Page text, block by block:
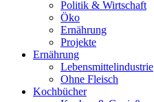
Politik & Wirtschaft
Öko
Ernährung
Projekte
Ernährung
Lebensmittelindustrie
Ohne Fleisch
Kochbücher